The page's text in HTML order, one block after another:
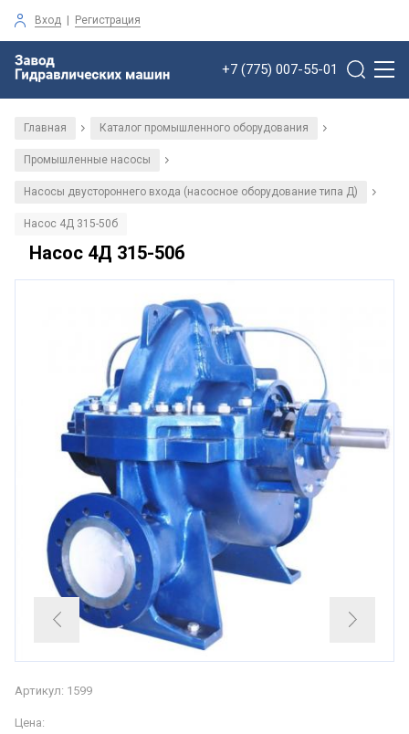
Вход | Регистрация
+7 (775) 007-55-01
Главная / Каталог промышленного оборудования /
Промышленные насосы /
Насосы двустороннего входа (насосное оборудование типа Д) /
Насос 4Д 315-50б
Насос 4Д 315-50б
Артикул: 1599
Цена: